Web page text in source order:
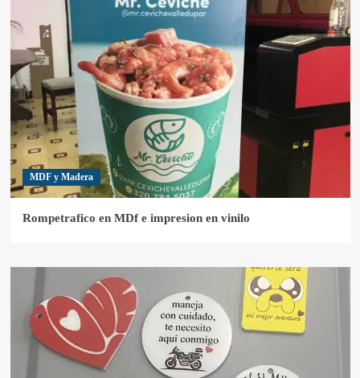
MDF y Madera
Rompetrafico en MDf e impresion en vinilo